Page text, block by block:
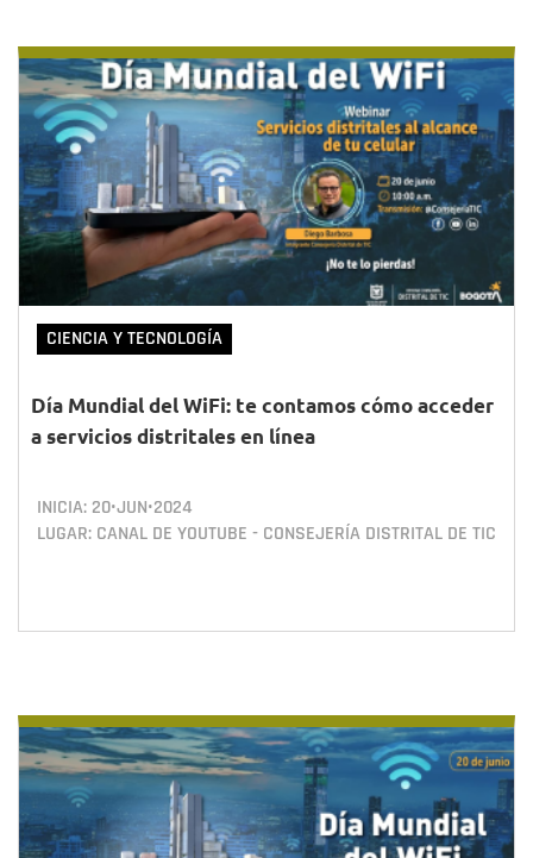
CIENCIA Y TECNOLOGÍA
Día Mundial del WiFi: te contamos cómo acceder
a servicios distritales en línea
INICIA: 20•JUN•2024
LUGAR: CANAL DE YOUTUBE - CONSEJERÍA DISTRITAL DE TIC